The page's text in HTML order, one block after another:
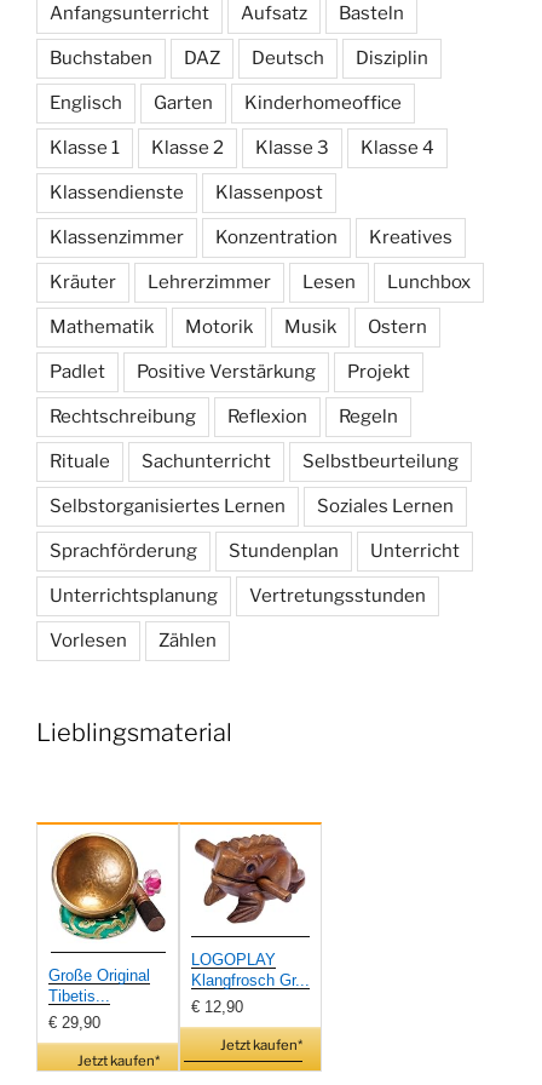
Anfangsunterricht Aufsatz Basteln
Buchstaben DAZ Deutsch Disziplin
Englisch Garten Kinderhomeoffice
Klasse 1 Klasse 2 Klasse 3 Klasse 4
Klassendienste Klassenpost
Klassenzimmer Konzentration Kreatives
Kräuter Lehrerzimmer Lesen Lunchbox
Mathematik Motorik Musik Ostern
Padlet Positive Verstärkung Projekt
Rechtschreibung Reflexion Regeln
Rituale Sachunterricht Selbstbeurteilung
Selbstorganisiertes Lernen Soziales Lernen
Sprachförderung Stundenplan Unterricht
Unterrichtsplanung Vertretungsstunden
Vorlesen Zählen
Lieblingsmaterial
Große Original
Tibetis...
€ 29,90
Jetzt kaufen*
LOGOPLAY
Klangfrosch Gr...
€ 12,90
Jetzt kaufen*